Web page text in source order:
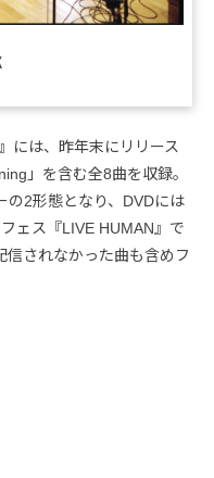
には、昨年末にリリース
」を含む全8曲を収録。
の2形態となり、DVDには
ェス『LIVE HUMAN』で
されなかった曲も含めフ